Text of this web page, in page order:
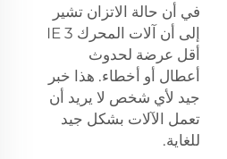
في أن حالة الاتزان تشير
إلى أن آلات المحرك IE 3
أقل عرضة لحدوث
أعطال أو أخطاء. هذا خبر
جيد لأي شخص لا يريد أن
تعمل الآلات بشكل جيد
للغاية.